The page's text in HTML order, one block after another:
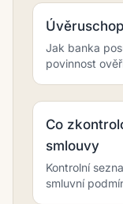
Jak banka
povinnost
Co
smlouvy
Kontrolní
smluvní